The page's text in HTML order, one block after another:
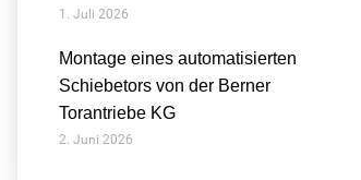
1. Juli 2026
Montage eines automatisierten
Schiebetors von der Berner
Torantriebe KG
2. Juni 2026